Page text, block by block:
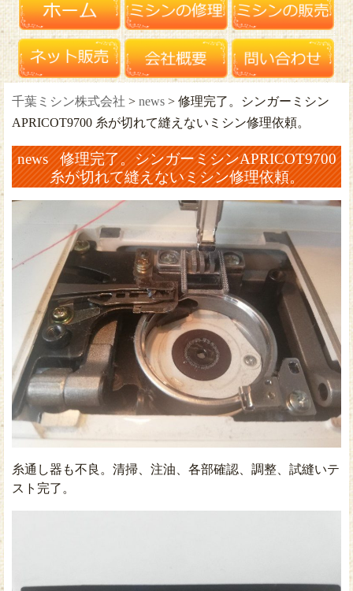
千葉ミシン株式会社 > news > 修理完了。シンガーミシン
APRICOT9700 糸が切れて縫えないミシン修理依頼。
news 修理完了。シンガーミシンAPRICOT9700
糸が切れて縫えないミシン修理依頼。
糸通し器も不良。清掃、注油、各部確認、調整、試縫いテ
スト完了。